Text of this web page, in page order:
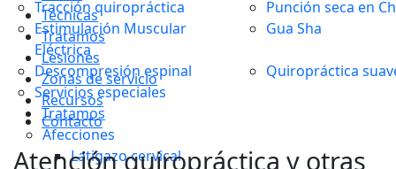
Tracción quiropráctica
Punción seca en
Estimulación Muscular
Eléctrica
Gua Sha
Descompresión espinal
Quiropráctica
Servicios especiales
Tratamos
Afecciones
Latigazo cervical
Técnicas
Tratamos
Lesiones
Zonas de servicio
Recursos
Contacto
Atención quiropráctica y otras